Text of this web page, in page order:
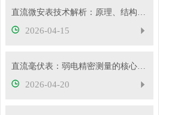
直流微安表技术解析：原理、结构与应用要点
2026-04-15
直流毫伏表：弱电精密测量的核心工具
2026-04-20